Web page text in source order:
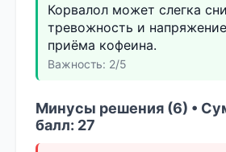
Корвалол может слегка
тревожность и
приёма кофеина.
Важность: 2/5
Минусы решения (6) •
балл: 27